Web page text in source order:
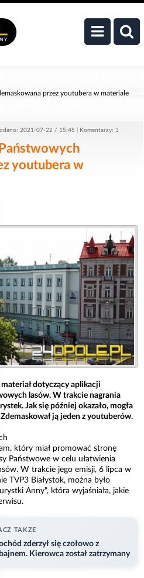
przez youtubera w materiale
2021-07-22 / 15:45 Komentarzy: 3
youtubera w
dotyczący aplikacji
lasów. W trakcie nagrania
Jak się później okazało, mogła
ją jeden z youtuberów.
który miał promować stronę
Państwowe w celu ułatwienia
W trakcie jego emisji, 6 lipca w
TVP3 Białystok, można było
Anny", która wyjaśniała, jakie
TAKZE
zderzył się czołowo z
Kierowca został zatrzymany